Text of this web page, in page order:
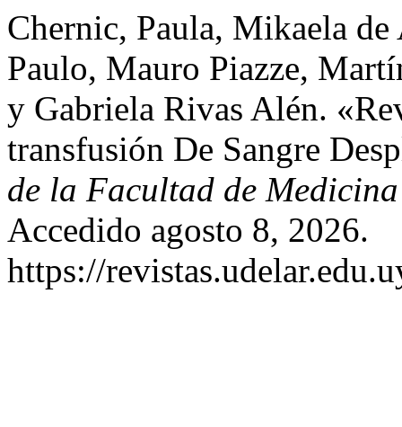
Chernic, Paula, Mikaela
Paulo, Mauro Piazze,
y Gabriela Rivas Alén.
transfusión De Sangre
de la Facultad de Medicina
Accedido agosto 8, 2026.
https://